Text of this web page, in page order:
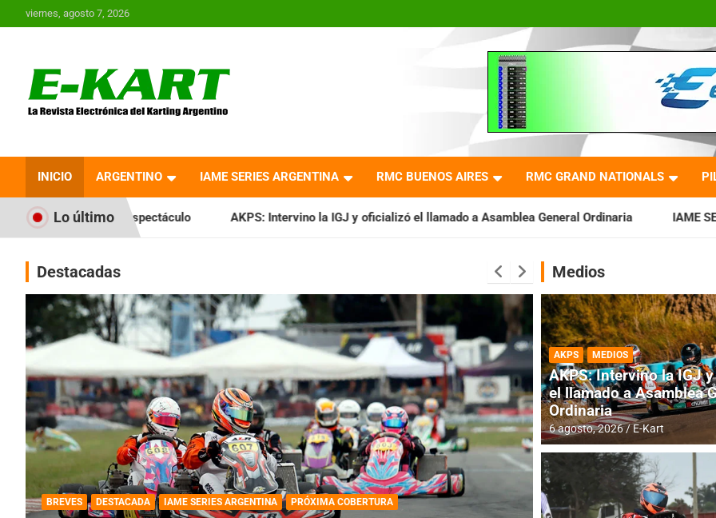
al
viernes, agosto 7, 2026
Revista Electrónica del
Karting en Argentina
INICIO ARGENTINO IAME SERIES ARGENTINA RMC BUENOS AIRES RMC GRAND NATIONALS
Lo últimoAKPS: Intervino la IGJ y oficializó el llamado a Asamblea General Ordinaria IAME SERIES ARGENTINA:
Destacadas
DESTACADA IAME SERIES ARGENTINA DESTACADA INFORME CENTRAL
Medios
AKPS MEDIOS
AKPS: Intervino la IGJ
el llamado a Asamblea
Ordinaria
6 agosto, 2026 E-Kart